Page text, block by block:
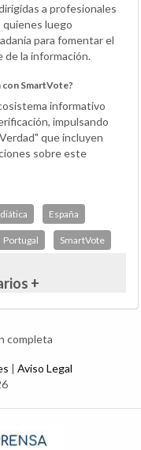
a profesionales
quienes luego
para fomentar el
de la información.
con SmartVote?
informativo
impulsando
que incluyen
sobre este
España
Portugal SmartVote
+
completa
| Aviso Legal